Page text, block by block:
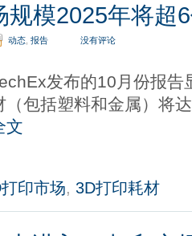
规模2025年将超
动态 报告 没有评论
发布的10月份报
（包括塑料和金属）将
文
印市场, 3D打印耗材